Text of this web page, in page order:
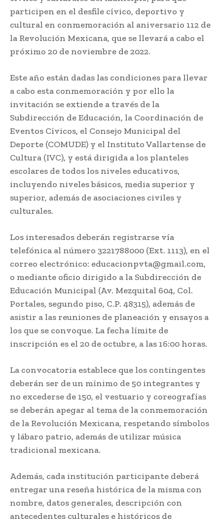
participen en el desfile cívico, deportivo y
cultural en conmemoración al aniversario 112 de
la Revolución Mexicana, que se llevará a cabo el
próximo 20 de noviembre de 2022.
Este año están dadas las condiciones para llevar
a cabo esta conmemoración y por ello la
invitación se extiende a través de la
Subdirección de Educación, la Coordinación de
Eventos Cívicos, el Consejo Municipal del
Deporte (COMUDE) y el Instituto Vallartense de
Cultura (IVC), y está dirigida a los planteles
escolares de todos los niveles educativos,
incluyendo niveles básicos, media superior y
superior, además de asociaciones civiles y
culturales.
Los interesados deberán registrarse vía
telefónica al número 3221788000 (Ext. 1113), en el
correo electrónico: educacionpvta@gmail.com,
o mediante oficio dirigido a la Subdirección de
Educación Municipal (Av. Mezquital 604, Col.
Portales, segundo piso, C.P. 48315), además de
asistir a las reuniones de planeación y ensayos a
los que se convoque. La fecha límite de
inscripción es el 20 de octubre, a las 16:00 horas.
La convocatoria establece que los contingentes
deberán ser de un mínimo de 50 integrantes y
no excederse de 150, el vestuario y coreografías
se deberán apegar al tema de la conmemoración
de la Revolución Mexicana, respetando símbolos
y lábaro patrio, además de utilizar música
tradicional mexicana.
Además, cada institución participante deberá
entregar una reseña histórica de la misma con
nombre, datos generales, descripción con
antecedentes culturales e históricos de